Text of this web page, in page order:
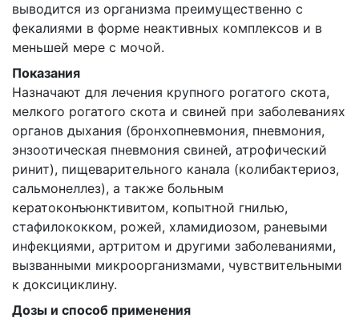
выводится из организма преимущественно с
фекалиями в форме неактивных комплексов и в
меньшей мере с мочой.
Показания
Назначают для лечения крупного рогатого скота,
мелкого рогатого скота и свиней при заболеваниях
органов дыхания (бронхопневмония, пневмония,
энзоотическая пневмония свиней, атрофический
ринит), пищеварительного канала (колибактериоз,
сальмонеллез), а также больным
кератоконъюнктивитом, копытной гнилью,
стафилококком, рожей, хламидиозом, раневыми
инфекциями, артритом и другими заболеваниями,
вызванными микроорганизмами, чувствительными
к доксициклину.
Дозы и способ применения